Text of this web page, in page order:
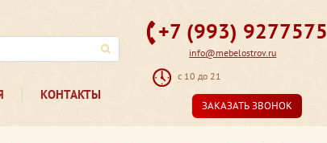
КОНТАКТЫ
+7 (993) 9277575
info@mebelostrov.ru
с 10 до 21
ЗАКАЗАТЬ ЗВОНОК